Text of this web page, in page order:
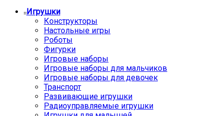
Игрушки
Конструкторы
Настольные игры
Роботы
Фигурки
Игровые наборы
Игровые наборы для мальчиков
Игровые наборы для девочек
Транспорт
Развивающие игрушки
Радиоуправляемые игрушки